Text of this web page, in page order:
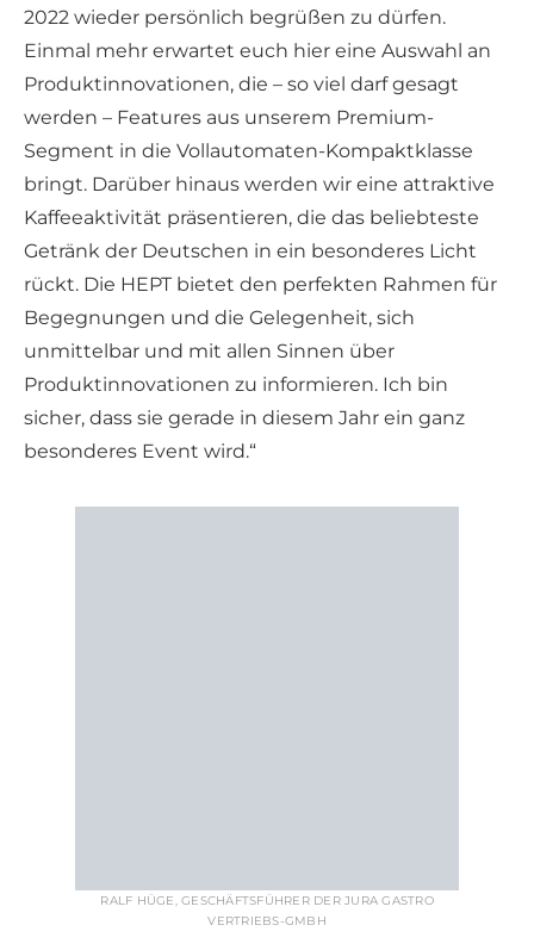
2022 wieder persönlich begrüßen zu dürfen.
Einmal mehr erwartet euch hier eine Auswahl an
Produktinnovationen, die – so viel darf gesagt
werden – Features aus unserem Premium-
Segment in die Vollautomaten-Kompaktklasse
bringt. Darüber hinaus werden wir eine attraktive
Kaffeeaktivität präsentieren, die das beliebteste
Getränk der Deutschen in ein besonderes Licht
rückt. Die HEPT bietet den perfekten Rahmen für
Begegnungen und die Gelegenheit, sich
unmittelbar und mit allen Sinnen über
Produktinnovationen zu informieren. Ich bin
sicher, dass sie gerade in diesem Jahr ein ganz
besonderes Event wird.“
RALF HÜGE, GESCHÄFTSFÜHRER DER JURA GASTRO
VERTRIEBS-GMBH